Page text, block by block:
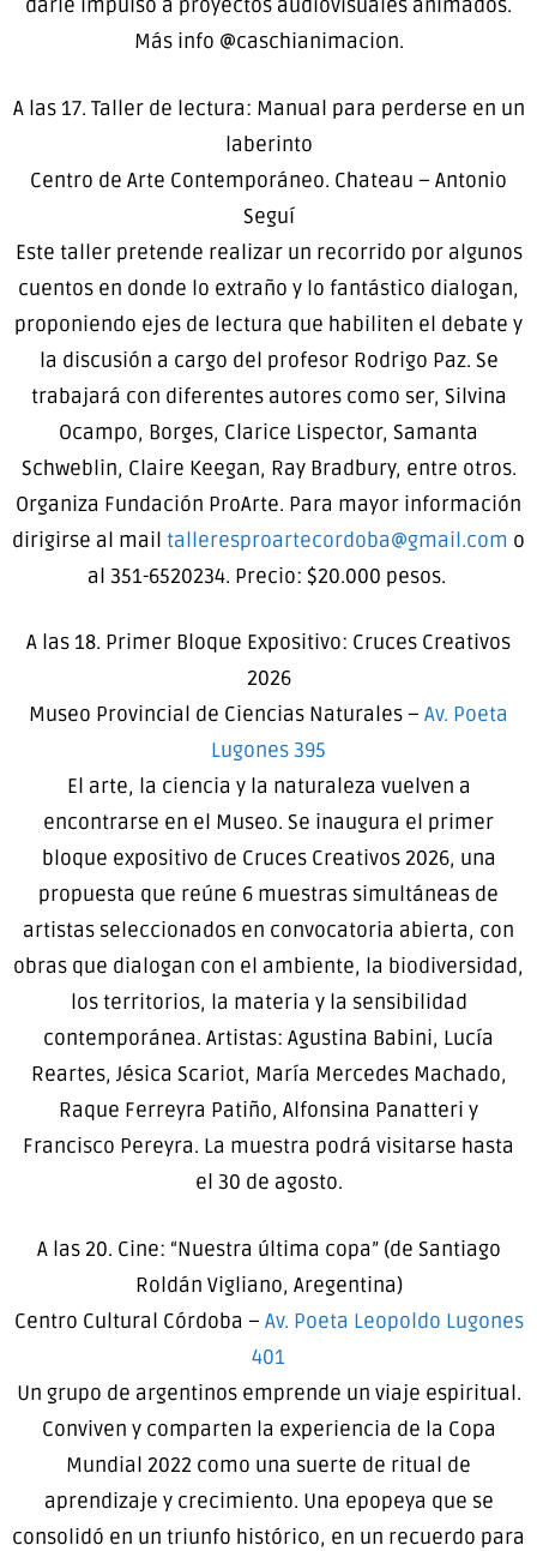
darle impulso a proyectos audiovisuales animados.
Más info @caschianimacion.
A las 17. Taller de lectura: Manual para perderse en un
laberinto
Centro de Arte Contemporáneo. Chateau – Antonio
Seguí
Este taller pretende realizar un recorrido por algunos
cuentos en donde lo extraño y lo fantástico dialogan,
proponiendo ejes de lectura que habiliten el debate y
la discusión a cargo del profesor Rodrigo Paz. Se
trabajará con diferentes autores como ser, Silvina
Ocampo, Borges, Clarice Lispector, Samanta
Schweblin, Claire Keegan, Ray Bradbury, entre otros.
Organiza Fundación ProArte. Para mayor información
dirigirse al mail talleresproartecordoba@gmail.com o
al 351-6520234. Precio: $20.000 pesos.
A las 18. Primer Bloque Expositivo: Cruces Creativos
2026
Museo Provincial de Ciencias Naturales – Av. Poeta
Lugones 395
El arte, la ciencia y la naturaleza vuelven a
encontrarse en el Museo. Se inaugura el primer
bloque expositivo de Cruces Creativos 2026, una
propuesta que reúne 6 muestras simultáneas de
artistas seleccionados en convocatoria abierta, con
obras que dialogan con el ambiente, la biodiversidad,
los territorios, la materia y la sensibilidad
contemporánea. Artistas: Agustina Babini, Lucía
Reartes, Jésica Scariot, María Mercedes Machado,
Raque Ferreyra Patiño, Alfonsina Panatteri y
Francisco Pereyra. La muestra podrá visitarse hasta
el 30 de agosto.
A las 20. Cine: “Nuestra última copa” (de Santiago
Roldán Vigliano, Aregentina)
Centro Cultural Córdoba – Av. Poeta Leopoldo Lugones
401
Un grupo de argentinos emprende un viaje espiritual.
Conviven y comparten la experiencia de la Copa
Mundial 2022 como una suerte de ritual de
aprendizaje y crecimiento. Una epopeya que se
consolidó en un triunfo histórico, en un recuerdo para